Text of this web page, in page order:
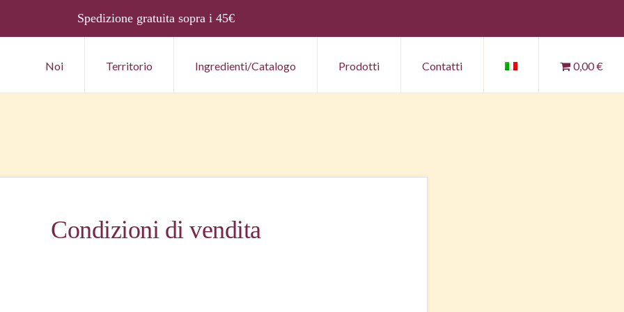
Spedizione gratuita sopra i 45€
Noi Territorio Ingredienti/Catalogo Prodotti Contatti 0,00 €
Condizioni di vendita